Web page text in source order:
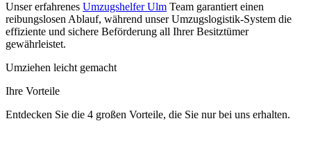
Unser erfahrenes Umzugshelfer Ulm Team garantiert einen
reibungslosen Ablauf, während unser Umzugslogistik-System die
effiziente und sichere Beförderung all Ihrer Besitztümer
gewährleistet.
Umziehen leicht gemacht
Ihre Vorteile
Entdecken Sie die 4 großen Vorteile, die Sie nur bei uns erhalten.